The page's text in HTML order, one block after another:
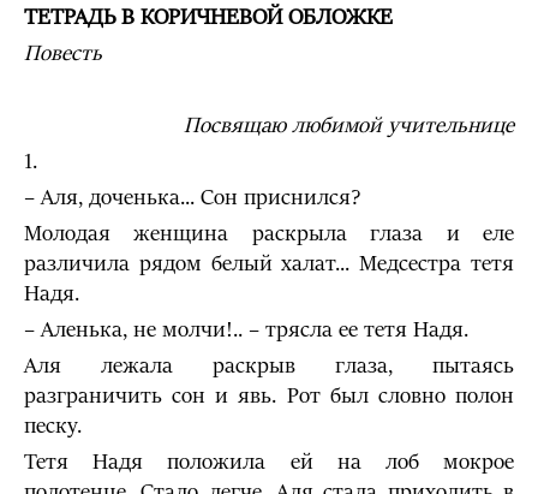
ТЕТРАДЬ В КОРИЧНЕВОЙ ОБЛОЖКЕ
Повесть
Посвящаю любимой учительнице
1.
– Аля, доченька... Сон приснился?
Молодая женщина раскрыла глаза и еле
различила рядом белый халат... Медсестра тетя
Надя.
– Аленька, не молчи!.. – трясла ее тетя Надя.
Аля лежала раскрыв глаза, пытаясь
разграничить сон и явь. Рот был словно полон
песку.
Тетя Надя положила ей на лоб мокрое